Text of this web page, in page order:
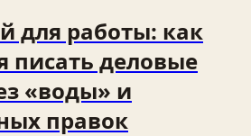
для работы: как
писать деловые
«воды» и
правок